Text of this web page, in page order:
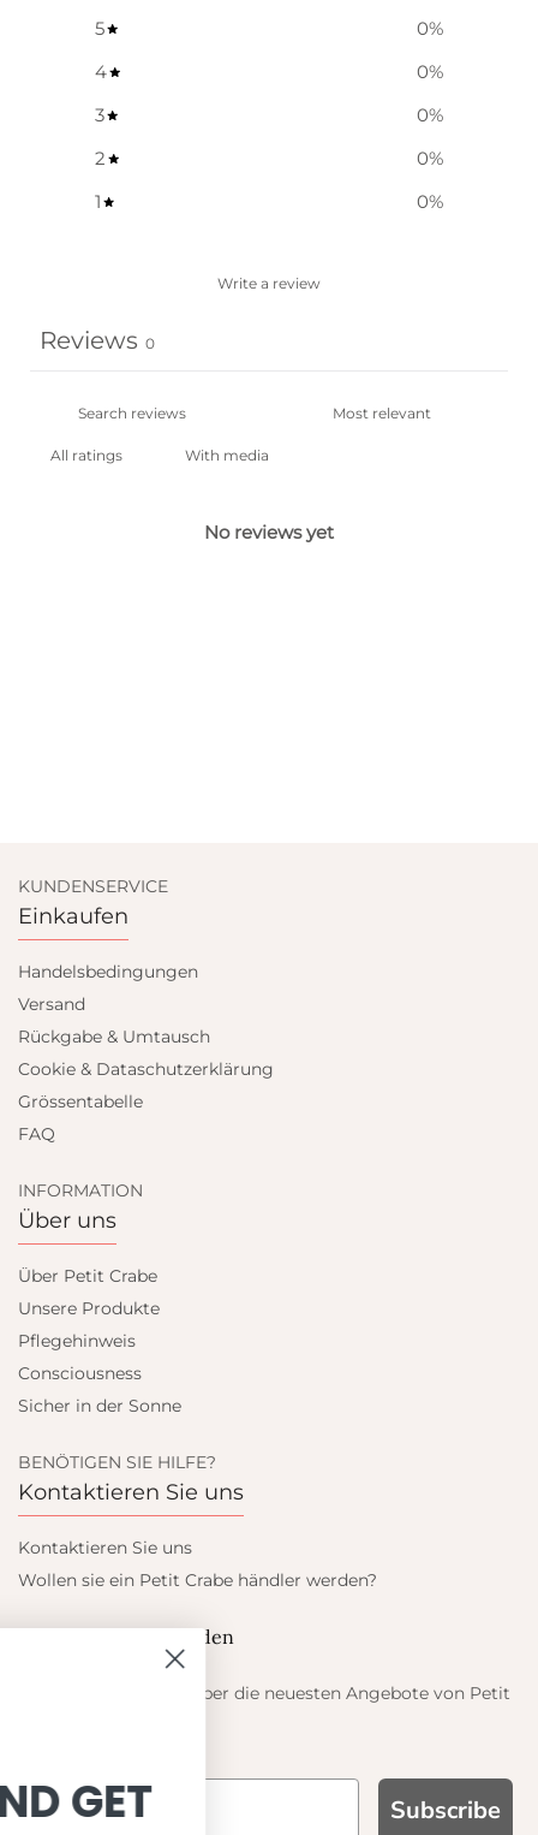
5 0%
4
0%
3
0%
2
0%
1
0%
Write a review
Reviews 0
With media
No reviews yet
KUNDENSERVICE
Einkaufen
Handelsbedingungen
Versand
Rückgabe & Umtausch
Cookie & Dataschutzerklärung
Grössentabelle
FAQ
INFORMATION
Über uns
Über Petit Crabe
Unsere Produkte
Pflegehinweis
Consciousness
Sicher in der Sonne
BENÖTIGEN SIE HILFE?
Kontaktieren Sie uns
Kontaktieren Sie uns
Wollen sie ein Petit Crabe händler werden?
Blieb auf dem laufenden
Informieren Sie sich über die neuesten Angebote von Petit
Subscribe
SIGN UP AND GET